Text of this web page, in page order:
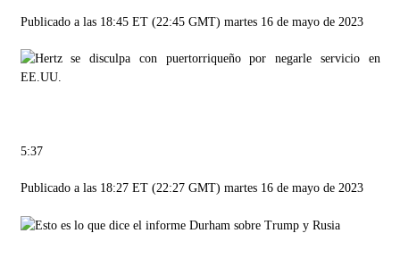
Publicado a las 18:45 ET (22:45 GMT) martes 16 de mayo de 2023
5:37
Publicado a las 18:27 ET (22:27 GMT) martes 16 de mayo de 2023